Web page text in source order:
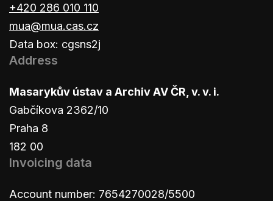
+420 286 010 110
mua@mua.cas.cz
Data box: cgsns2j
Address
Masarykův ústav a Archiv AV ČR, v. v. i.
Gabčíkova 2362/10
Praha 8
182 00
Invoicing data
Account number: 7654270028/5500